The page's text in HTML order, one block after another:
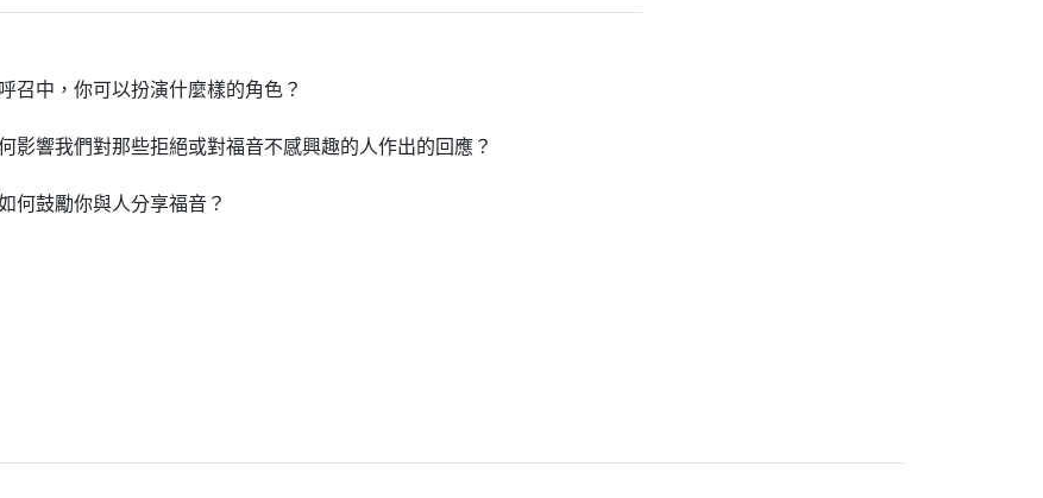
召中，你可以扮演什麼樣的角色？
影響我們對那些拒絕或對福音不感興趣的人作出的回應？
何鼓勵你與人分享福音？